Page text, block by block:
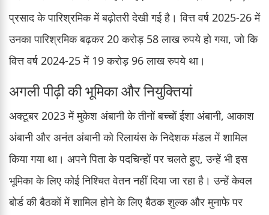
प्रसाद के पारिश्रमिक में बढ़ोतरी देखी गई है। वित्त वर्ष 2025-26 में
उनका पारिश्रमिक बढ़कर 20 करोड़ 58 लाख रुपये हो गया, जो कि
वित्त वर्ष 2024-25 में 19 करोड़ 96 लाख रुपये था।
अगली पीढ़ी की भूमिका और नियुक्तियां
अक्टूबर 2023 में मुकेश अंबानी के तीनों बच्चों ईशा अंबानी, आकाश
अंबानी और अनंत अंबानी को रिलायंस के निदेशक मंडल में शामिल
किया गया था। अपने पिता के पदचिन्हों पर चलते हुए, उन्हें भी इस
भूमिका के लिए कोई निश्चित वेतन नहीं दिया जा रहा है। उन्हें केवल
बोर्ड की बैठकों में शामिल होने के लिए बैठक शुल्क और मुनाफे पर